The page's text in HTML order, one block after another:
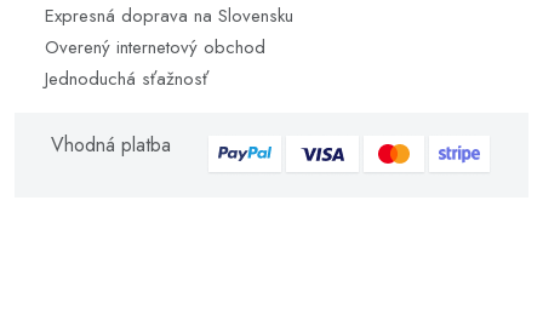
Expresná doprava na Slovensku
Overený internetový obchod
Jednoduchá sťažnosť
Vhodná platba